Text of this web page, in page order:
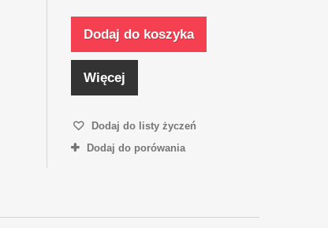
Dodaj do koszyka
Więcej
Dodaj do listy życzeń
Dodaj do porówania